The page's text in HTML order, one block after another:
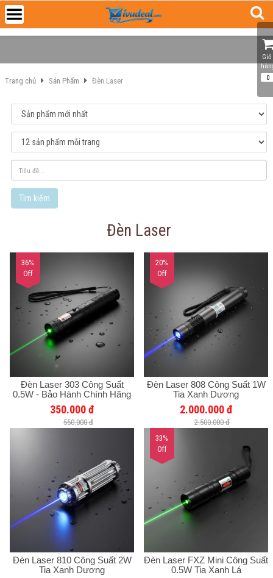
Trang chủ Sản Phẩm Đèn Laser
Tìm kiếm
Đèn Laser
36%
Off
Đèn Laser 303 Công Suất
0.5W - Bảo Hành Chính Hãng
12 Tháng
350.000 đ
550.000 đ
20%
Off
Đèn Laser 808 Công Suất 1W
Tia Xanh Dương
2.000.000 đ
2.500.000 đ
Đèn Laser 810 Công Suất 2W
Tia Xanh Dương
33%
Off
Đèn Laser FXZ Mini Công Suất
0.5W Tia Xanh Lá
Giỏ
0